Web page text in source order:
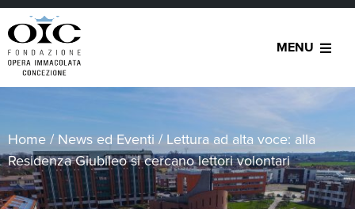
MENU
Home /News ed Eventi/Lettura ad alta voce: alla
Residenza Giubileo si cercano lettori volontari